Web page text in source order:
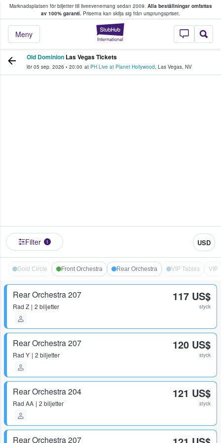
Marknadsplatsen för biljetter till liveevenemang sedan 2009. Alla beställningar omfattas
av 100% garanti. Priserna kan skilja sig från ursprungspriset.
StubHub – där
Meny
köper och säljer biljetter.
Old Dominion Las Vegas Tickets
lör 05 sep. 2026 • 20:00 at PH Live at Planet Hollywood, Las Vegas, NV
Filter 1 USD
Gold Circle Front Orchestra Rear Orchestra VIP Tables VIP
Rear Orchestra 207
Rad Z 2 biljetter
117 US$
styck
Rear Orchestra 207
Rad Y 2 biljetter
120 US$
styck
Rear Orchestra 204
Rad AA 2 biljetter
121 US$
styck
Rear Orchestra 207